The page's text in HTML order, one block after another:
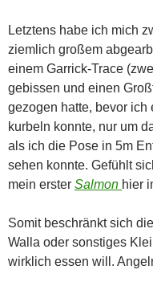
Letztens habe ich mich
ziemlich großem
einem Garrick-Trace
gebissen und einen
gezogen hatte, bevor
kurbeln konnte, nur um
als ich die Pose in 5m
sehen konnte. Gefühlt
mein erster Salmon hier
Somit beschränkt sich
Walla oder sonstiges
wirklich essen will.